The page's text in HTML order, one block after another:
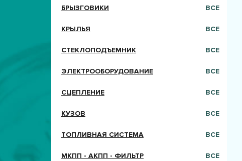
ВСЕ
БРЫЗГОВИКИ
ВСЕ
КРЫЛЬЯ
ВСЕ
СТЕКЛОПОДЪЕМНИК
ВСЕ
ЭЛЕКТРООБОРУДОВАНИЕ
ВСЕ
СЦЕПЛЕНИЕ
ВСЕ
КУЗОВ
ВСЕ
ТОПЛИВНАЯ СИСТЕМА
ВСЕ
МКПП - АКПП - ФИЛЬТР